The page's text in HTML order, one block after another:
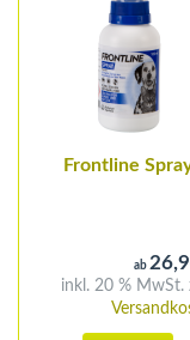
Frontline
ab
inkl. 20 % MwSt.